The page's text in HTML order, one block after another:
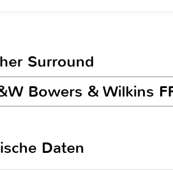
Surround
Bowers & Wilkins
Daten